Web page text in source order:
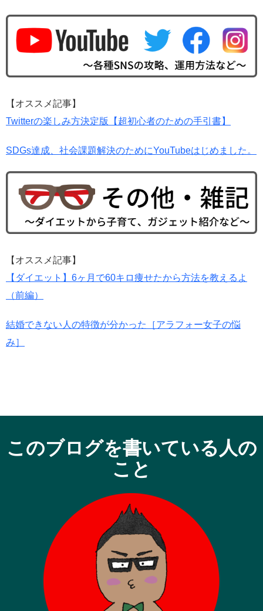
【オススメ記事】
Twitterの楽しみ方決定版【超初心者のための手引書】
SDGs達成、社会課題解決のためにYouTubeはじめました。
【オススメ記事】
【ダイエット】6ヶ月で60キロ痩せたから方法を教えるよ
（前編）
結婚できない人の特徴が分かった［アラフォー女子の悩
み］
このブログを書いている人の
こと